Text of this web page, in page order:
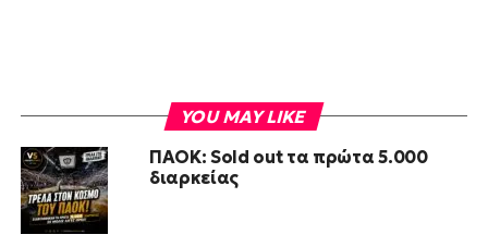
YOU MAY LIKE
ΠΑΟΚ: Sold out τα πρώτα 5.000
διαρκείας